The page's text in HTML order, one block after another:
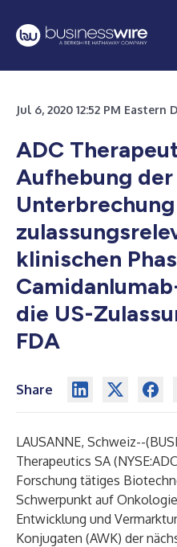
Jul 6, 2020 12:52 PM
ADC
Aufhebung
klinischen
die US-
FDA
Share
LAUSANNE, Schweiz--(
Therapeutics SA
Forschung tätiges
Schwerpunkt auf
Entwicklung und
Konjugaten (AWK) der